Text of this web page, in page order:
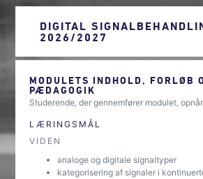
DIGITAL
2026/2027
MODULETS INDHOLD, FORLØB
PÆDAGOGIK
Studerende, der gennemfører modulet,
LÆRINGSMÅL
VIDEN
analoge og digitale signaltyper
kategorisering af signaler i